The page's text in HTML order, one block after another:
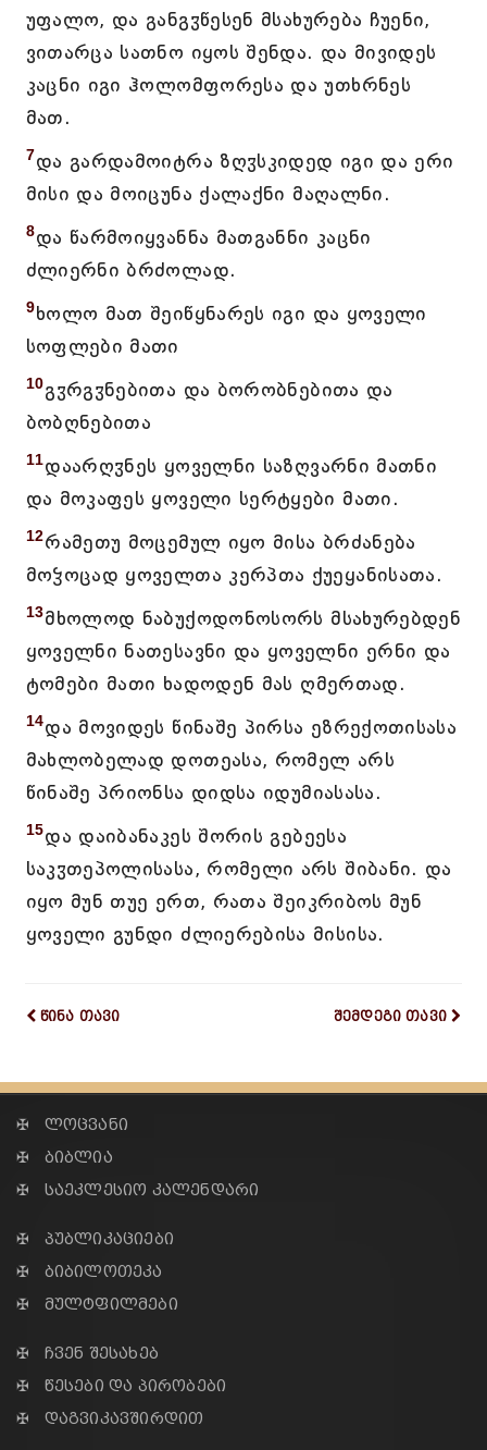
უფალო, და განგჳწესენ მსახურება ჩუენი,
ვითარცა სათნო იყოს შენდა. და მივიდეს
კაცნი იგი ჰოლომფორესა და უთხრნეს
მათ.
7და გარდამოიტრა ზღჳსკიდედ იგი და ერი
მისი და მოიცუნა ქალაქნი მაღალნი.
8და წარმოიყვანნა მათგანნი კაცნი
ძლიერნი ბრძოლად.
9ხოლო მათ შეიწყნარეს იგი და ყოველი
სოფლები მათი
10გჳრგჳნებითა და ბორობნებითა და
ბობღნებითა
11დაარღჳნეს ყოველნი საზღვარნი მათნი
და მოკაფეს ყოველი სერტყები მათი.
12რამეთუ მოცემულ იყო მისა ბრძანება
მოჴოცად ყოველთა კერპთა ქუეყანისათა.
13მხოლოდ ნაბუქოდონოსორს მსახურებდენ
ყოველნი ნათესავნი და ყოველნი ერნი და
ტომები მათი ხადოდენ მას ღმერთად.
14და მოვიდეს წინაშე პირსა ეზრექოთისასა
მახლობელად დოთეასა, რომელ არს
წინაშე პრიონსა დიდსა იდუმიასასა.
15და დაიბანაკეს შორის გებეესა
საკჳთეპოლისასა, რომელი არს შიბანი. და
იყო მუნ თუე ერთ, რათა შეიკრიბოს მუნ
ყოველი გუნდი ძლიერებისა მისისა.
წინა თავი შემდეგი თავი
✠ ლოცვანი
✠ ბიბლია
✠ საეკლესიო კალენდარი
✠ პუბლიკაციები
✠ ბიბილოთეკა
✠ მულტფილმები
✠ ჩვენ შესახებ
✠ წესები და პირობები
✠ დაგვიკავშირდით